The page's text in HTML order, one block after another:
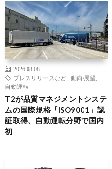
2026.08.08
プレスリリースなど
動向/展望
自動運転
T2が品質マネジメントシステ
ムの国際規格「ISO9001」認
証取得、自動運転分野で国内
初